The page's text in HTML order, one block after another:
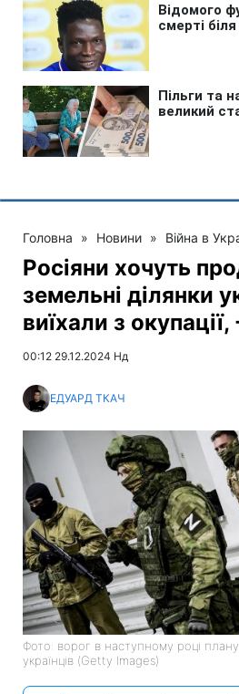
Головна » Новини » Війна в
Росіяни хочуть
земельні ділянки
виїхали з
00:12 29.12.2024 Нд
ЕДУАРД ТКАЧ
Фото: ворог в наступному році
українців (Getty Images)